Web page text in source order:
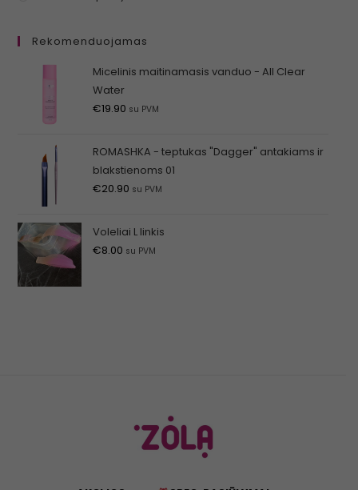
Rekomenduojamas
Micelinis maitinamasis vanduo - All Clear
Water
€19.90 su PVM
ROMASHKA - teptukas "Dagger" antakiams ir
blakstienoms 01
€20.90 su PVM
Voleliai L linkis
€8.00 su PVM